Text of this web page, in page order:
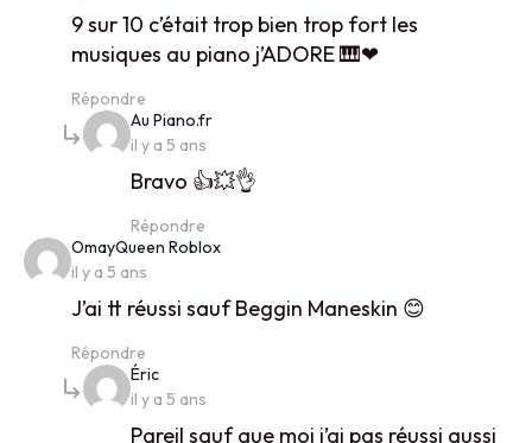
9 sur 10 c’était trop bien trop fort les
musiques au piano j’ADORE 🎹❤
Répondre
Au Piano.frsays:
il y a 5 ans
Bravo 👍💥👌
Répondre
OmayQueen Robloxsays:
il y a 5 ans
J’ai tt réussi sauf Beggin Maneskin 😊
Répondre
Éricsays:
il y a 5 ans
Pareil sauf que moi j’ai pas réussi aussi